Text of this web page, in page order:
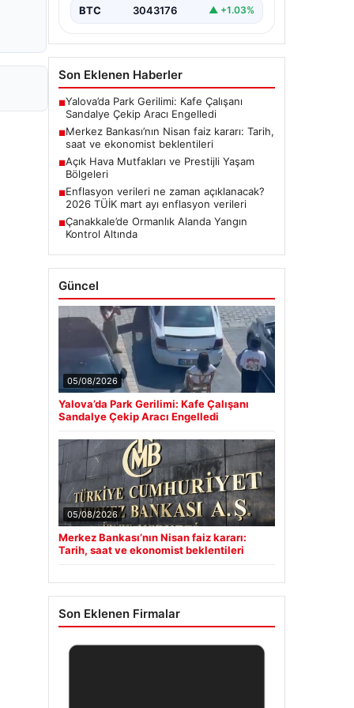
BTC 3043176 ▲ +1.03%
Son Eklenen Haberler
■Yalova’da Park Gerilimi: Kafe Çalışanı
Sandalye Çekip Aracı Engelledi
■Merkez Bankası’nın Nisan faiz kararı: Tarih,
saat ve ekonomist beklentileri
■Açık Hava Mutfakları ve Prestijli Yaşam
Bölgeleri
■Enflasyon verileri ne zaman açıklanacak?
2026 TÜİK mart ayı enflasyon verileri
■Çanakkale’de Ormanlık Alanda Yangın
Kontrol Altında
Güncel
05/08/2026
Yalova’da Park Gerilimi: Kafe Çalışanı
Sandalye Çekip Aracı Engelledi
05/08/2026
Merkez Bankası’nın Nisan faiz kararı:
Tarih, saat ve ekonomist beklentileri
Son Eklenen Firmalar